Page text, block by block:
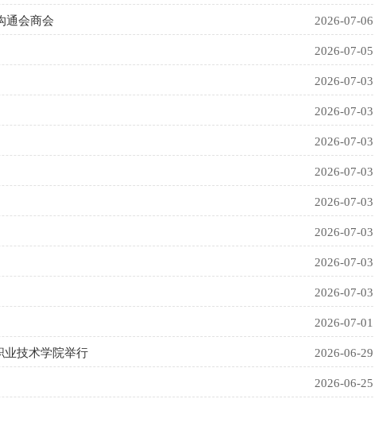
通会商会 2026-07-06
2026-07-05
2026-07-03
2026-07-03
2026-07-03
2026-07-03
2026-07-03
2026-07-03
2026-07-03
2026-07-03
2026-07-01
技术学院举行 2026-06-29
2026-06-25